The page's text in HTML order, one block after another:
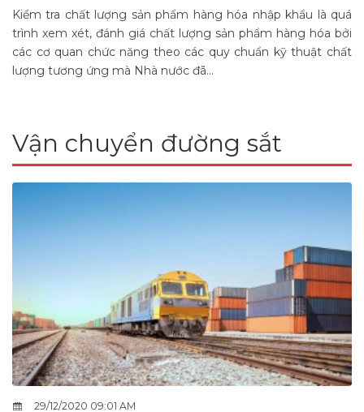
Kiểm tra chất lượng sản phẩm hàng hóa nhập khẩu là quá
trình xem xét, đánh giá chất lượng sản phẩm hàng hóa bởi
các cơ quan chức năng theo các quy chuẩn kỹ thuật chất
lượng tương ứng mà Nhà nước đã...
Vận chuyển đường sắt
29/12/2020 09:01 AM